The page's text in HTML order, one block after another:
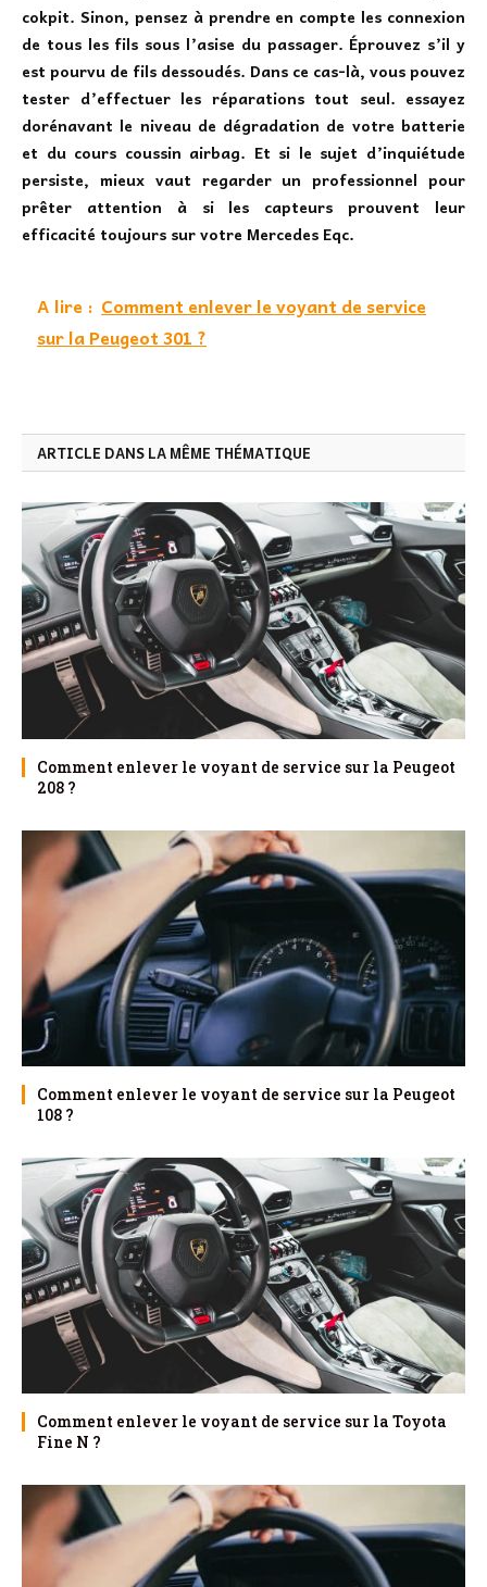
cokpit. Sinon, pensez à prendre en compte les connexion
de tous les fils sous l’asise du passager. Éprouvez s’il y
est pourvu de fils dessoudés. Dans ce cas-là, vous pouvez
tester d’effectuer les réparations tout seul. essayez
dorénavant le niveau de dégradation de votre batterie
et du cours coussin airbag. Et si le sujet d’inquiétude
persiste, mieux vaut regarder un professionnel pour
prêter attention à si les capteurs prouvent leur
efficacité toujours sur votre Mercedes Eqc.
A lire : Comment enlever le voyant de service
sur la Peugeot 301 ?
ARTICLE DANS LA MÊME THÉMATIQUE
Comment enlever le voyant de service sur la Peugeot
208 ?
Comment enlever le voyant de service sur la Peugeot
108 ?
Comment enlever le voyant de service sur la Toyota
Fine N ?